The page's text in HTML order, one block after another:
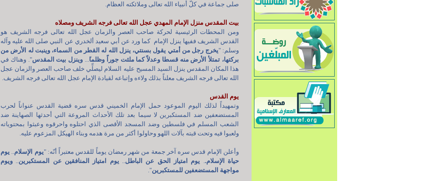
صلى جماعة في كلّ أنبياء الله تعالى وملائكته العظام.
بيت المقدس منزل الإمام المهدي عجل الله تعالى فرجه الشريف ومصلاه
ومن المحطات الرئيسية لحركة صاحب العصر والزمان عجل الله تعالى فرجه الشريف هو
القدس الشريف ففيها ينزل الإمام كما ورد عن أبي سعيد ألخدري عن النبي صلى الله عليه وآله
وسلم: "يخرج رجل من أمتي يقول بسنتي، ينزل الله له القطر من السماء، وينبت له الأرض من
بركتها، تمتلأ الأرض منه قسطا وعدلاً كما ملئت جوراً وظلماً... وينزل بيت المقدس". وهناك في
هذا المكان المقدس ينزل السيد المسيح عليه السلام ليصلِّي خلف صاحب العصر والزمان عجل
الله تعالى فرجه الشريف معلناً بذلك ولاءه وإتباعه لقيادة الإمام عجل الله تعالى فرجه الشريف.
يوم القدس
وتمهيداً لذلك اليوم الموعود حمل الإمام الخميني قدس سره قضية القدس عنواناً لحرب
المستضعفين ضد المستكبرين لا سيما بعد تلك الأحداث المروعة التي أحدثها الصهاينة ضد
الشعب المسلم في فلسطين وضد المسجد الأقصى الذي احتلوه واحرقوه وعبثوا بمحتوياته
ولعبوا فيه وتحت قبته بآلات اللهو وحاولوا أكثر من مرة هدمه وبناء الهيكل المزعوم عليه.
وأعلن الإمام قدس سره آخر جمعة من شهر رمضان يوماً للقدس معتبراً أنّه: "يوم الإسلام.. يوم
حياة الإسلام.. يوم امتياز الحق عن الباطل.. يوم امتياز المنافقين عن المستكبرين.. ويوم
مواجهة المستضعفين للمستكبرين".